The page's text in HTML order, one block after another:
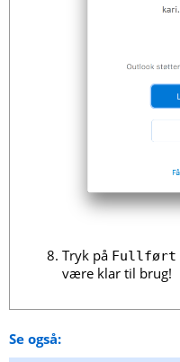
Tryk på Fullført
være klar til brug!
Se også: